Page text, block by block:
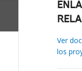
Ver
los